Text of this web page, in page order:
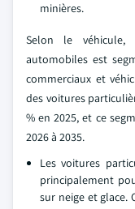
minières.
Selon le
automobiles est
commerciaux et
des voitures
% en 2025, et ce
2026 à 2035.
Les voitures
principalement
sur neige et glace.